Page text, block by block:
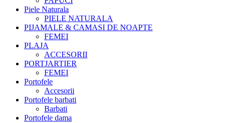
Piele Naturala
PIELE NATURALA
PIJAMALE & CAMASI DE NOAPTE
FEMEI
PLAJA
ACCESORII
PORTJARTIER
FEMEI
Portofele
Accesorii
Portofele barbati
Barbati
Portofele dama